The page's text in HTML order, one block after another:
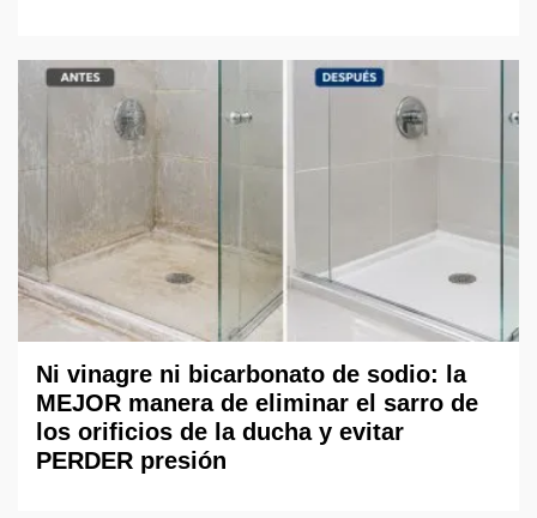
Ni vinagre ni bicarbonato de sodio: la
MEJOR manera de eliminar el sarro de
los orificios de la ducha y evitar
PERDER presión